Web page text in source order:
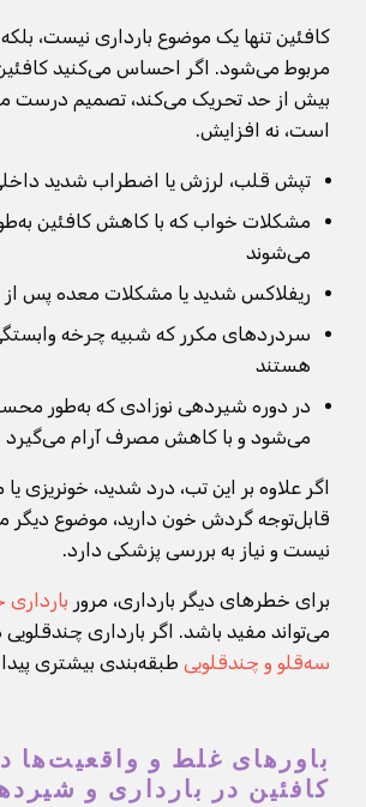
کافئین تنها یک موضوع بارداری نیست، بلکه
مربوط می‌شود. اگر احساس می‌کنید
بیش از حد تحریک می‌کند، تصمیم درست
است، نه افزایش.
تپش قلب، لرزش یا اضطراب شدید
مشکلات خواب که با کاهش کافئین
می‌شوند
ریفلاکس شدید یا مشکلات معده پس از
سردردهای مکرر که شبیه چرخه
هستند
در دوره شیردهی نوزادی که به‌طور
می‌شود و با کاهش مصرف آرام می‌گیرد
اگر علاوه بر این تب، درد شدید، خونریزی
قابل‌توجه گردش خون دارید، موضوع دیگر
نیست و نیاز به بررسی پزشکی دارد.
برای خطرهای دیگر بارداری، مرور
می‌تواند مفید باشد. اگر بارداری چندقلویی
سه‌قلو و چندقلویی طبقه‌بندی بیشتری
باورهای غلط و واقعیت‌ها
کافئین در بارداری و